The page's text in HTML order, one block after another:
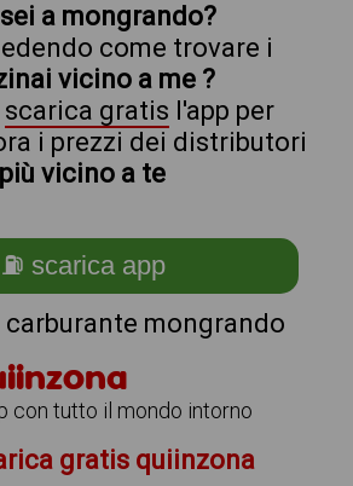
a mongrando?
come trovare i
vicino a me ?
scarica gratis l'app per
i prezzi dei distributori
più vicino a te
⛽ scarica app
carburante mongrando
con tutto il mondo intorno
gratis quiinzona